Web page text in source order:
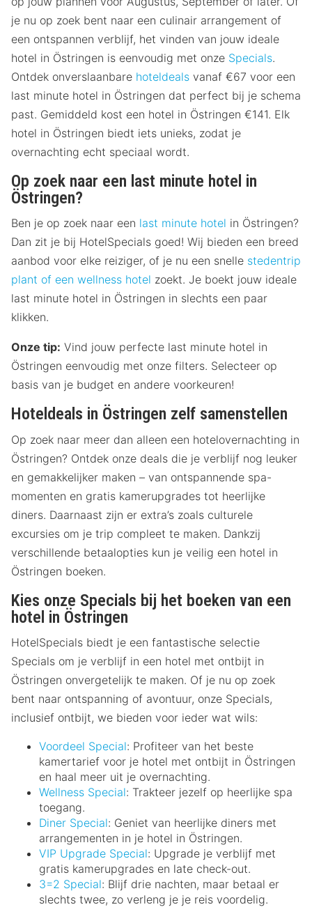
je nu op zoek bent naar een culinair arrangement of
een ontspannen verblijf, het vinden van jouw ideale
hotel in Östringen is eenvoudig met onze Specials.
Ontdek onverslaanbare hoteldeals vanaf €67 voor een
last minute hotel in Östringen dat perfect bij je schema
past. Gemiddeld kost een hotel in Östringen €141. Elk
hotel in Östringen biedt iets unieks, zodat je
overnachting echt speciaal wordt.
Op zoek naar een last minute hotel in
Östringen?
Ben je op zoek naar een last minute hotel in Östringen?
Dan zit je bij HotelSpecials goed! Wij bieden een breed
aanbod voor elke reiziger, of je nu een snelle stedentrip
plant of een wellness hotel zoekt. Je boekt jouw ideale
last minute hotel in Östringen in slechts een paar
klikken.
Onze tip: Vind jouw perfecte last minute hotel in
Östringen eenvoudig met onze filters. Selecteer op
basis van je budget en andere voorkeuren!
Hoteldeals in Östringen zelf samenstellen
Op zoek naar meer dan alleen een hotelovernachting in
Östringen? Ontdek onze deals die je verblijf nog leuker
en gemakkelijker maken – van ontspannende spa-
momenten en gratis kamerupgrades tot heerlijke
diners. Daarnaast zijn er extra’s zoals culturele
excursies om je trip compleet te maken. Dankzij
verschillende betaalopties kun je veilig een hotel in
Östringen boeken.
Kies onze Specials bij het boeken van een
hotel in Östringen
HotelSpecials biedt je een fantastische selectie
Specials om je verblijf in een hotel met ontbijt in
Östringen onvergetelijk te maken. Of je nu op zoek
bent naar ontspanning of avontuur, onze Specials,
inclusief ontbijt, we bieden voor ieder wat wils:
Voordeel Special: Profiteer van het beste
kamertarief voor je hotel met ontbijt in Östringen
en haal meer uit je overnachting.
Wellness Special: Trakteer jezelf op heerlijke spa
toegang.
Diner Special: Geniet van heerlijke diners met
arrangementen in je hotel in Östringen.
VIP Upgrade Special: Upgrade je verblijf met
gratis kamerupgrades en late check-out.
3=2 Special: Blijf drie nachten, maar betaal er
slechts twee, zo verleng je je reis voordelig.